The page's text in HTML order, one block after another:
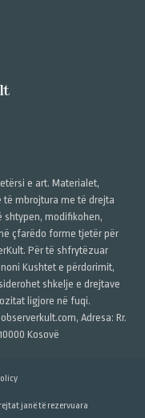
e art. Materialet,
mbrojtura me të drejta
shtypen, modifikohen,
çfarëdo forme tjetër për
Për të shfrytëzuar
Kushtet e përdorimit,
shkelje e drejtave
ligjore në fuqi.
Adresa: Rr.
Kosovë
janë të rezervuara